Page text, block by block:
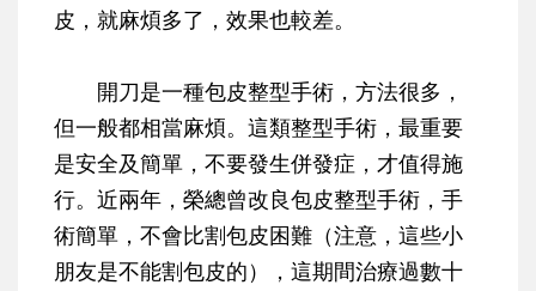
皮，就麻煩多了，效果也較差。
開刀是一種包皮整型手術，方法很多，
但一般都相當麻煩。這類整型手術，最重要
是安全及簡單，不要發生併發症，才值得施
行。近兩年，榮總曾改良包皮整型手術，手
術簡單，不會比割包皮困難（注意，這些小
朋友是不能割包皮的），這期間治療過數十